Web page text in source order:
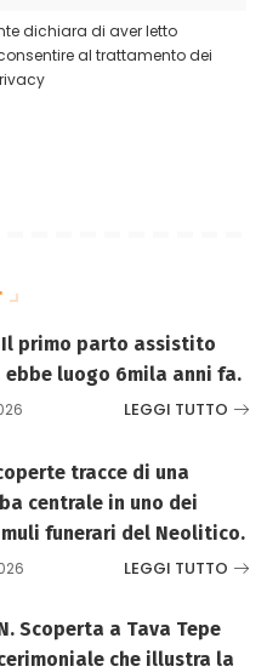
dichiara di aver letto
al trattamento dei
Il primo parto assistito
luogo 6mila anni fa.
LEGGI TUTTO
coperte tracce di una
centrale in uno dei
funerari del Neolitico.
LEGGI TUTTO
Scoperta a Tava Tepe
che illustra la